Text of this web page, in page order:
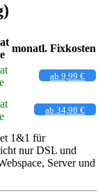
monatl. Fixkosten
ab 9,99 €
ab 34,98 €
1&1 für
nur DSL und
Server und